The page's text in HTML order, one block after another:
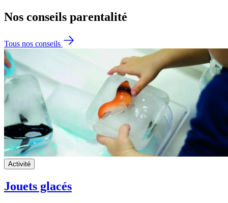
Nos conseils parentalité
Tous nos conseils
Activité
Jouets glacés